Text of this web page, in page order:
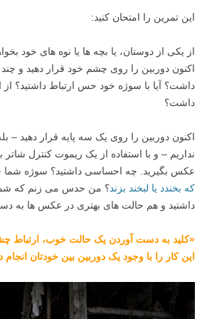
این تمرین را امتحان کنید:
از یکی از دوستان، یا بچه ها یا نوه های خود
اکنون دوربین را روی چشم خود قرار دهید و
داشت؟ آیا با سوژه خود حس ارتباط داشتید؟
داشت؟
اکنون دوربین را روی یک سه پایه قرار دهید –
نداریم – و با استفاده از یک ریموت کنترل شاتر
عکس بگیرید. چه احساسی داشتید؟ سوژه شما
که بخندد یا لبخند بزند؟ من حدس می زنم که شما
داشتید و هم حالت های بهتری در عکس ها به
«کلید به دست آوردن یک حالت خوب، ارتباط
این کار را با وجود یک دوربین بین خودتان انجام